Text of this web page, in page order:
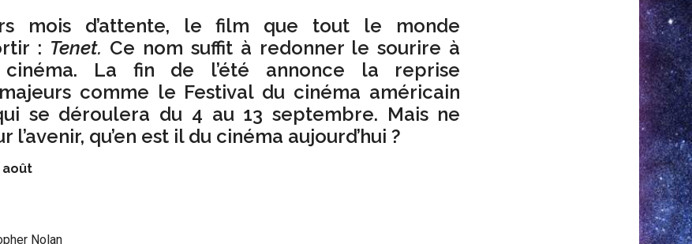
mois d’attente, le film que tout le monde
: Tenet. Ce nom suffit à redonner le sourire à
cinéma. La fin de l’été annonce la reprise
majeurs comme le Festival du cinéma américain
se déroulera du 4 au 13 septembre. Mais ne
l’avenir, qu’en est il du cinéma aujourd’hui ?
août
Nolan